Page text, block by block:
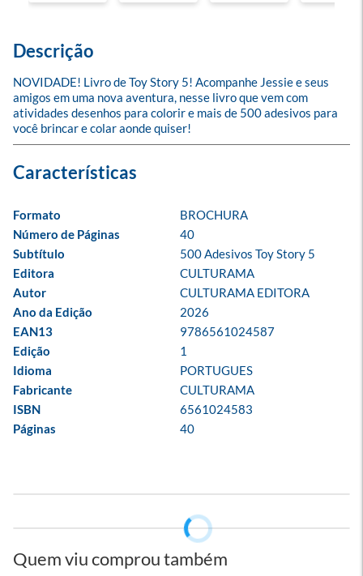
Descrição
NOVIDADE! Livro de Toy Story 5! Acompanhe Jessie e seus
amigos em uma nova aventura, nesse livro que vem com
atividades desenhos para colorir e mais de 500 adesivos para
você brincar e colar aonde quiser!
Formato
BROCHURA
Número de Páginas
40
Subtítulo
500 Adesivos Toy Story 5
Editora
CULTURAMA
Autor
CULTURAMA EDITORA
Ano da Edição
2026
EAN13
9786561024587
Edição
1
Idioma
PORTUGUES
Fabricante
CULTURAMA
ISBN
6561024583
Páginas
40
Quem viu comprou também